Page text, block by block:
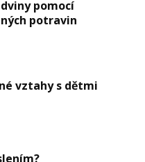
pomocí
potravin
vztahy s dětmi